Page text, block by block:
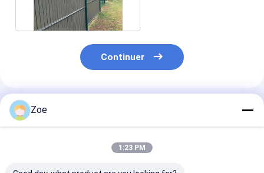
Continuer
Produits Recommandés
Zoe
1:23 PM